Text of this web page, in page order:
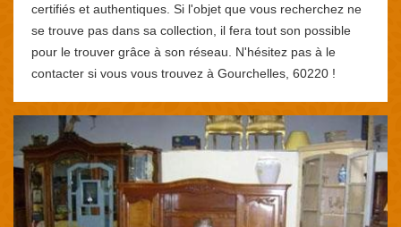
certifiés et authentiques. Si l'objet que vous recherchez ne
se trouve pas dans sa collection, il fera tout son possible
pour le trouver grâce à son réseau. N'hésitez pas à le
contacter si vous vous trouvez à Gourchelles, 60220 !